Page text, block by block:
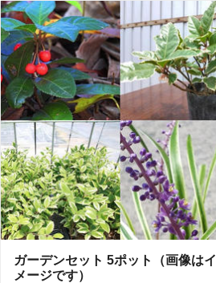
ガーデンセット 5ポット（画像はイ
メージです）